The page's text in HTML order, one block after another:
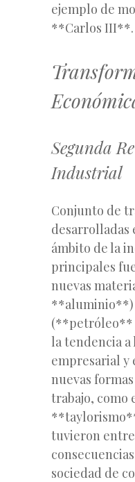
ejemplo de
**Carlos III**.
Segunda
Industrial
Conjunto de
desarrolladas
ámbito de la
principales
nuevas
**aluminio**)
la tendencia
empresarial y
nuevas
trabajo,
tuvieron
sociedad de